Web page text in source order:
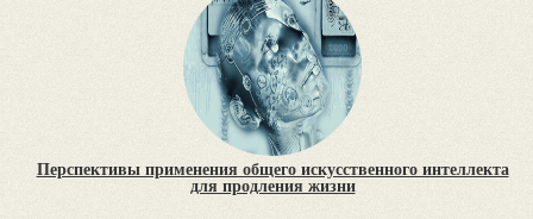
Перспективы применения общего искусственного интеллекта
для продления жизни